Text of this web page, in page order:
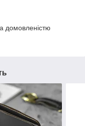
домовленістю